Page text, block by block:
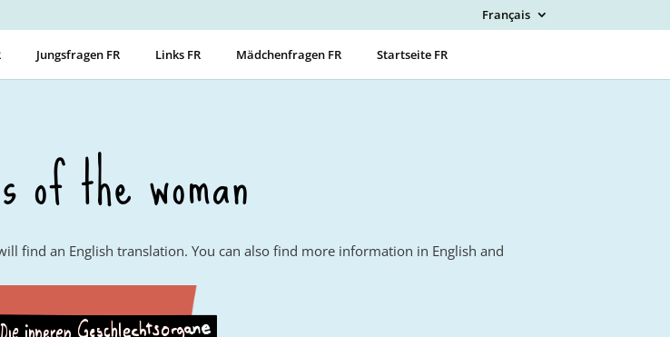
Français
Jungsfragen FR Links FR Mädchenfragen FR Startseite FR
the woman
find an English translation. You can also find more information in English and